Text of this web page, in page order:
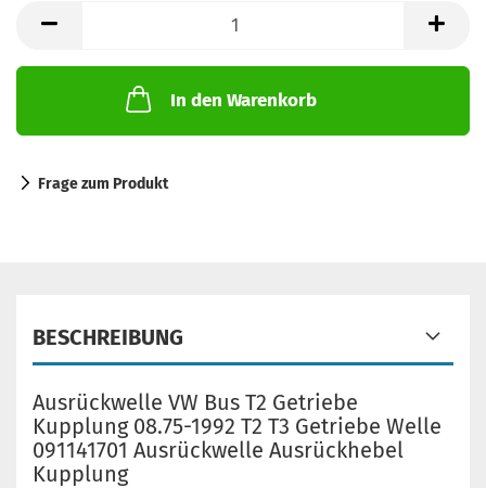
In den Warenkorb
Frage zum Produkt
BESCHREIBUNG
Ausrückwelle VW Bus T2 Getriebe
Kupplung 08.75-1992 T2 T3 Getriebe Welle
091141701 Ausrückwelle Ausrückhebel
Kupplung